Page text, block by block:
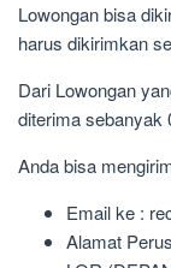
Lowongan bisa
harus dikirimkan
Dari Lowongan
diterima sebanyak
Anda bisa
Email ke :
Alamat